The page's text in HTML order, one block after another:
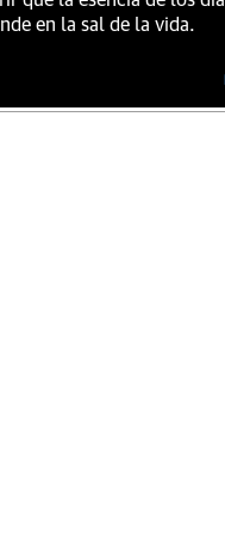
en la sal de la vida.